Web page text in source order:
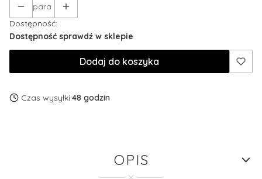
para
Dostępność:
Dostępność sprawdź w sklepie
Dodaj do koszyka
Czas wysyłki:48 godzin
OPIS